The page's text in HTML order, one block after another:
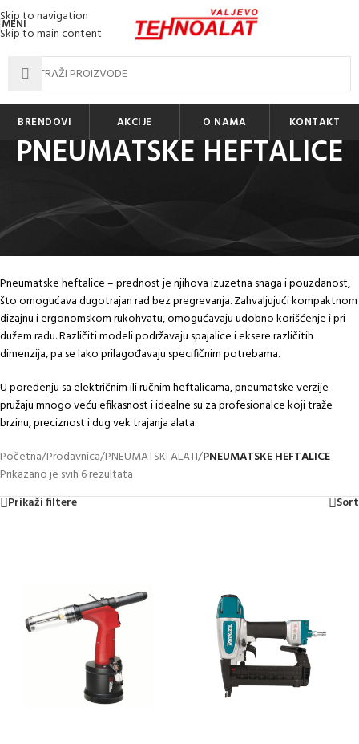
Skip to navigation
Skip to main content
MENI
BRENDOVI AKCIJE O NAMA KONTAKT
PNEUMATSKE HEFTALICE
Pneumatske heftalice su profesionalni alati koji koriste komprimovani
vazduh za brzo i snažno zabijanje spajalica ili eksera u različite materijale.
Namenjene su za stolarske radionice, tapetarske poslove, proizvodnju
nameštaja, pakovanje i mnoge druge primene gde je potrebna brzina i
Pneumatske heftalice – prednost je njihova izuzetna snaga i pouzdanost,
što omogućava dugotrajan rad bez pregrevanja. Zahvaljujući kompaktnom
dizajnu i ergonomskom rukohvatu, omogućavaju udobno korišćenje i pri
dužem radu. Različiti modeli podržavaju spajalice i eksere različitih
dimenzija, pa se lako prilagođavaju specifičnim potrebama.
U poređenju sa električnim ili ručnim heftalicama, pneumatske verzije
pružaju mnogo veću efikasnost i idealne su za profesionalce koji traže
brzinu, preciznost i dug vek trajanja alata.
Početna/Prodavnica/PNEUMATSKI ALATI/PNEUMATSKE HEFTALICE
Prikazano je svih 6 rezultata
Prikaži filtere
Sort